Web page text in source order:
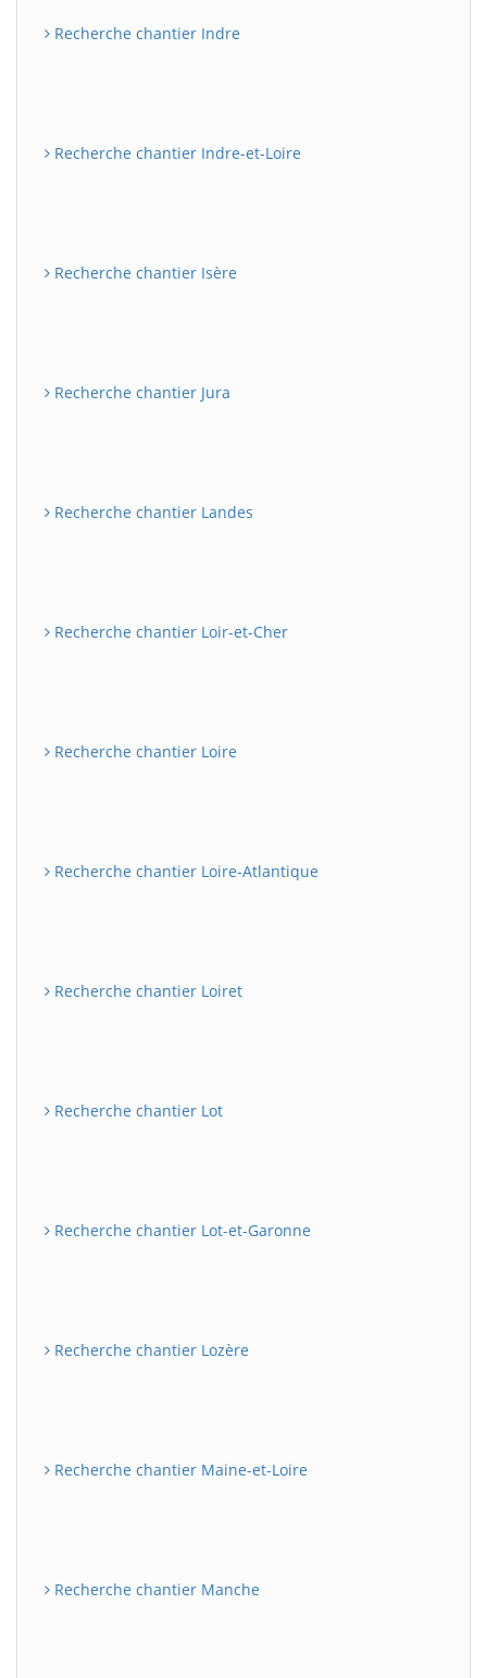
Recherche chantier Indre
Recherche chantier Indre-et-Loire
Recherche chantier Isère
Recherche chantier Jura
Recherche chantier Landes
Recherche chantier Loir-et-Cher
Recherche chantier Loire
Recherche chantier Loire-Atlantique
Recherche chantier Loiret
Recherche chantier Lot
Recherche chantier Lot-et-Garonne
Recherche chantier Lozère
Recherche chantier Maine-et-Loire
Recherche chantier Manche